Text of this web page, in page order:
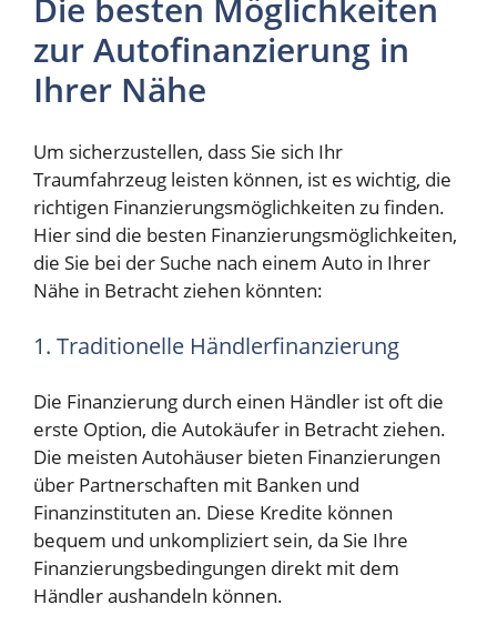
zur Autofinanzierung in
Ihrer Nähe
Um sicherzustellen, dass Sie sich Ihr
Traumfahrzeug leisten können, ist es wichtig, die
richtigen Finanzierungsmöglichkeiten zu finden.
Hier sind die besten Finanzierungsmöglichkeiten,
die Sie bei der Suche nach einem Auto in Ihrer
Nähe in Betracht ziehen könnten:
1. Traditionelle Händlerfinanzierung
Die Finanzierung durch einen Händler ist oft die
erste Option, die Autokäufer in Betracht ziehen.
Die meisten Autohäuser bieten Finanzierungen
über Partnerschaften mit Banken und
Finanzinstituten an. Diese Kredite können
bequem und unkompliziert sein, da Sie Ihre
Finanzierungsbedingungen direkt mit dem
Händler aushandeln können.